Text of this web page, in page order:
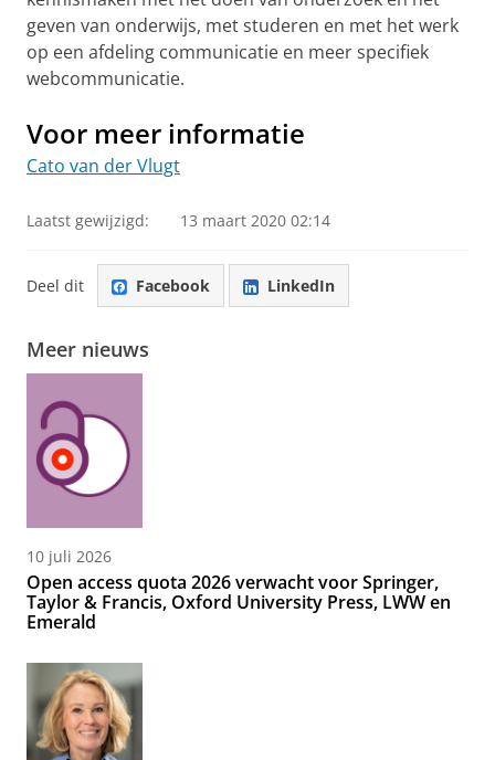
geven van onderwijs, met studeren en met het werk
op een afdeling communicatie en meer specifiek
webcommunicatie.
Voor meer informatie
Cato van der Vlugt
Laatst gewijzigd: 13 maart 2020 02:14
Deel dit Facebook LinkedIn
Meer nieuws
10 juli 2026
Open access quota 2026 verwacht voor Springer,
Taylor & Francis, Oxford University Press, LWW en
Emerald